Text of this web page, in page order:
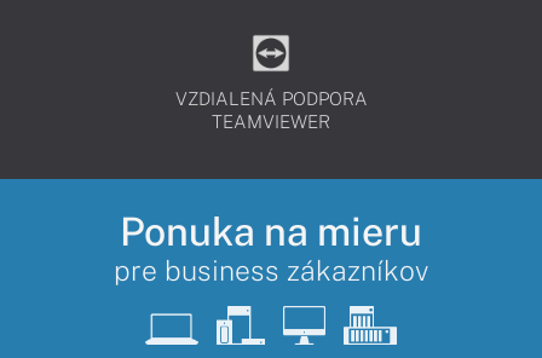
VZDIALENÁ PODPORA
TEAMVIEWER
Ponuka na mieru
pre business zákazníkov